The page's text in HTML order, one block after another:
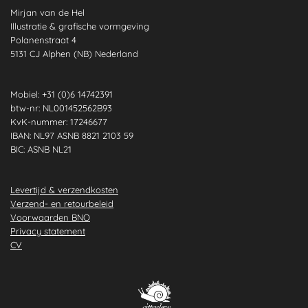
o
o
r
m
I
Mirjan van de Hel
Illustratie & grafische vormgeving
Polanenstraat 4
5131 CJ Alphen (NB) Nederland
Mobiel: +31 (0)6 14742391
btw-nr: NL001452562B93
KvK-nummer: 17246677
IBAN: NL97 ASNB 8821 2103 59
BIC: ASNB NL21
Levertijd & verzendkosten
Verzend- en retourbeleid
Voorwaarden BNO
Privacy statement
CV